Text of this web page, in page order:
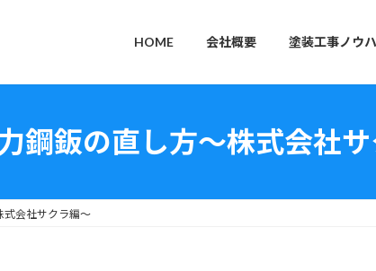
HOME 会社概要 塗装工事ノウ
鋼鈑の直し方～株式会社
会社サクラ編～